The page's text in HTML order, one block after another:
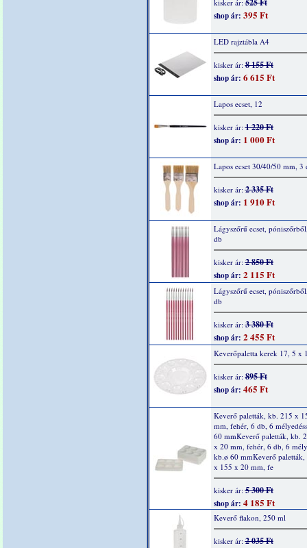
kisker ár:525 Ft
shop ár: 395 Ft
LED rajztábla A4
kisker ár:8 155 Ft
shop ár: 6 615 Ft
Lapos ecset, 12
kisker ár:1 220 Ft
shop ár: 1 000 Ft
Lapos ecset 30/40/50 mm, 3
kisker ár:2 335 Ft
shop ár: 1 910 Ft
Lágyszőrű ecset,
db
kisker ár:2 850 Ft
shop ár: 2 115 Ft
Lágyszőrű ecset,
db
kisker ár:3 380 Ft
shop ár: 2 455 Ft
Keverőpaletta kerek 17, 5 x
kisker ár:895 Ft
shop ár: 465 Ft
Keverő paletták, kb. 215 x
mm, fehér, 6 db, 6
60 mmKeverő paletták, kb.
x 20 mm, fehér, 6 db, 6
kb.ø 60 mmKeverő
x 155 x 20 mm, fe
kisker ár:5 300 Ft
shop ár: 4 185 Ft
Keverő flakon, 250 ml
kisker ár:2 035 Ft